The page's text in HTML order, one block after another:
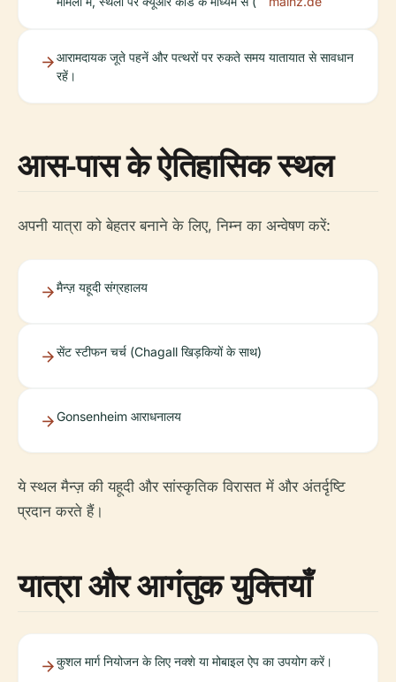
आरामदायक जूते पहनें और पत्थरों पर रुकते समय यातायात से सावधान
रहें।
आस-पास के ऐतिहासिक स्थल
अपनी यात्रा को बेहतर बनाने के लिए, निम्न का अन्वेषण करें:
मैन्ज़ यहूदी संग्रहालय
सेंट स्टीफन चर्च (Chagall खिड़कियों के साथ)
Gonsenheim आराधनालय
ये स्थल मैन्ज़ की यहूदी और सांस्कृतिक विरासत में और अंतर्दृष्टि
प्रदान करते हैं।
यात्रा और आगंतुक युक्तियाँ
कुशल मार्ग नियोजन के लिए नक्शे या मोबाइल ऐप का उपयोग करें।